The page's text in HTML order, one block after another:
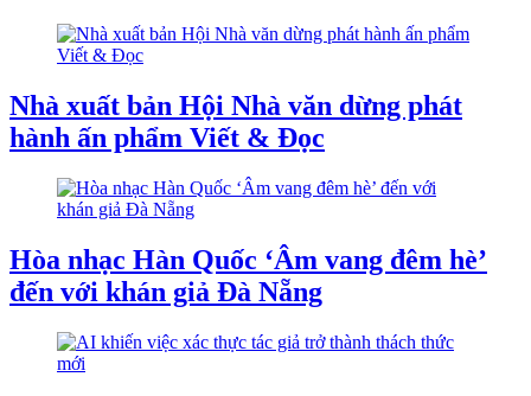
Nhà xuất bản Hội Nhà văn dừng phát
hành ấn phẩm Viết & Đọc
Hòa nhạc Hàn Quốc ‘Âm vang đêm hè’
đến với khán giả Đà Nẵng